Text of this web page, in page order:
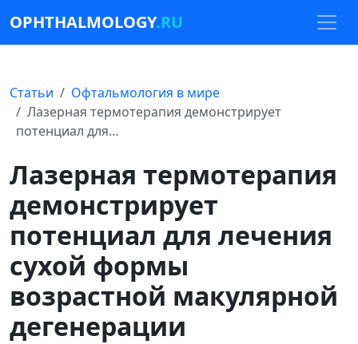
OPHTHALMOLOGY.RU
Статьи
Офтальмология в мире
Лазерная термотерапия демонстрирует
потенциал для…
Лазерная термотерапия
демонстрирует
потенциал для лечения
сухой формы
возрастной макулярной
дегенерации